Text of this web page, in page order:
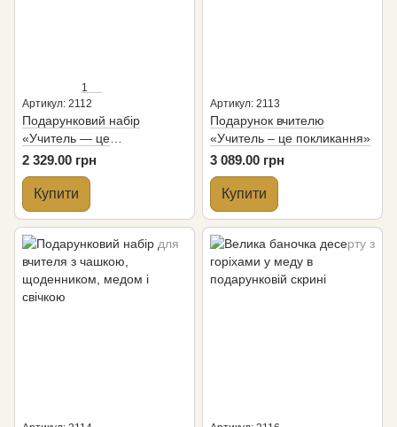
1
Артикул: 2112
Подарунковий набір
«Учитель — це
покликання»
2 329.00 грн
Купити
Артикул: 2113
Подарунок вчителю
«Учитель – це покликання»
3 089.00 грн
Купити